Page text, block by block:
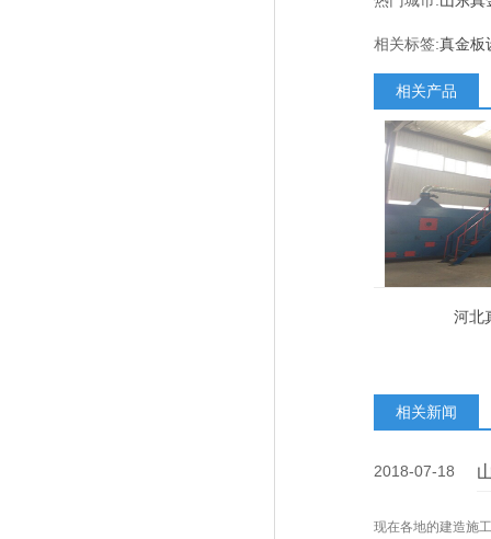
相关标签:真金板
相关产品
河北
相关新闻
2018-07-18
现在各地的建造施